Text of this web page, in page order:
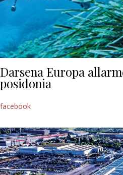
Darsena Europa
posidonia
facebook